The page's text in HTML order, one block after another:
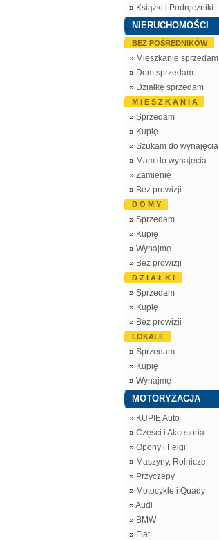
» Książki i Podręczniki
NIERUCHOMOŚCI
BEZ POŚREDNIKÓW
» Mieszkanie sprzedam
» Dom sprzedam
» Działkę sprzedam
M I E S Z K A N I A
» Sprzedam
» Kupię
» Szukam do wynajęcia
» Mam do wynajęcia
» Zamienię
» Bez prowizji
D O M Y
» Sprzedam
» Kupię
» Wynajmę
» Bez prowizji
D Z I A Ł K I
» Sprzedam
» Kupię
» Bez prowizji
LOKALE
» Sprzedam
» Kupię
» Wynajmę
MOTORYZACJA
» KUPIĘ Auto
» Części i Akcesoria
» Opony i Felgi
» Maszyny, Rolnicze
» Przyczepy
» Motocykle i Quady
»Audi
» BMW
» Fiat